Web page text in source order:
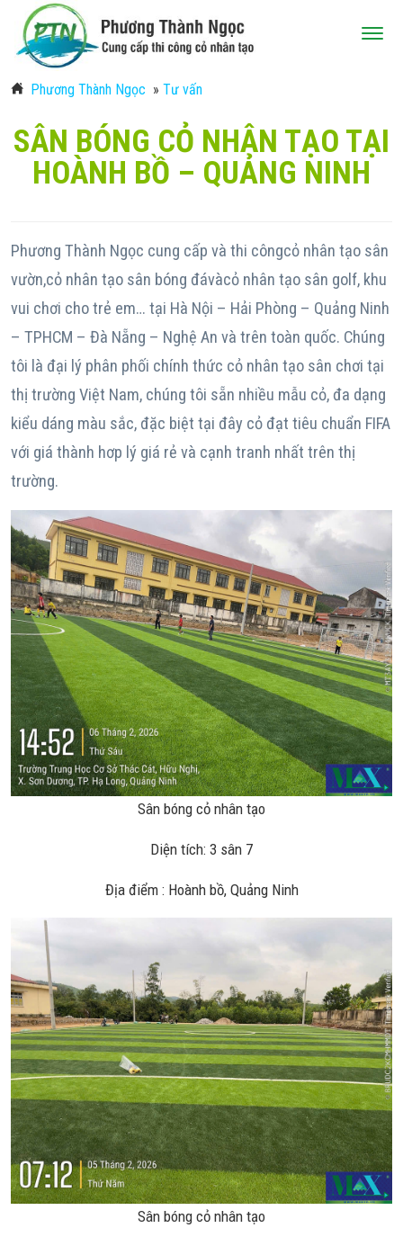
Phương Thành Ngọc » Tư vấn
SÂN BÓNG CỎ NHÂN TẠO TẠI
HOÀNH BỒ – QUẢNG NINH
Phương Thành Ngọc cung cấp và thi côngcỏ nhân tạo sân
vườn,cỏ nhân tạo sân bóng đávàcỏ nhân tạo sân golf, khu
vui chơi cho trẻ em… tại Hà Nội – Hải Phòng – Quảng Ninh
– TPHCM – Đà Nẵng – Nghệ An và trên toàn quốc. Chúng
tôi là đại lý phân phối chính thức cỏ nhân tạo sân chơi tại
thị trường Việt Nam, chúng tôi sẵn nhiều mẫu cỏ, đa dạng
kiểu dáng màu sắc, đặc biệt tại đây cỏ đạt tiêu chuẩn FIFA
với giá thành hơp lý giá rẻ và cạnh tranh nhất trên thị
trường.
Sân bóng cỏ nhân tạo
Diện tích: 3 sân 7
Địa điểm : Hoành bồ, Quảng Ninh
Sân bóng cỏ nhân tạo